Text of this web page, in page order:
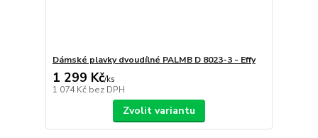
Dámské plavky dvoudílné PALMB D 8023-3 - Effy
1 299 Kč/ks
1 074 Kč bez DPH
Zvolit variantu